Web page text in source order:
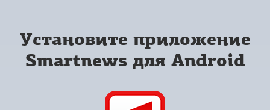
Установите приложение
Smartnews для Android